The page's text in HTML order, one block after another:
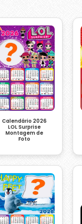
Calendário 2026
LOL Surprise
Montagem de
Foto